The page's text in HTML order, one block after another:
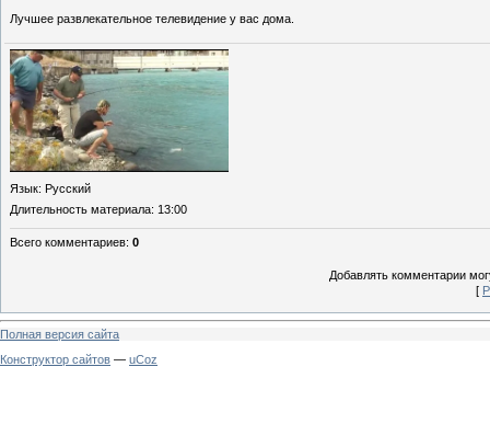
Лучшее развлекательное телевидение у вас дома.
Язык: Русский
Длительность материала: 13:00
Всего комментариев: 0
Добавлять комментарии
[
Полная версия сайта
Конструктор сайтов — uCoz